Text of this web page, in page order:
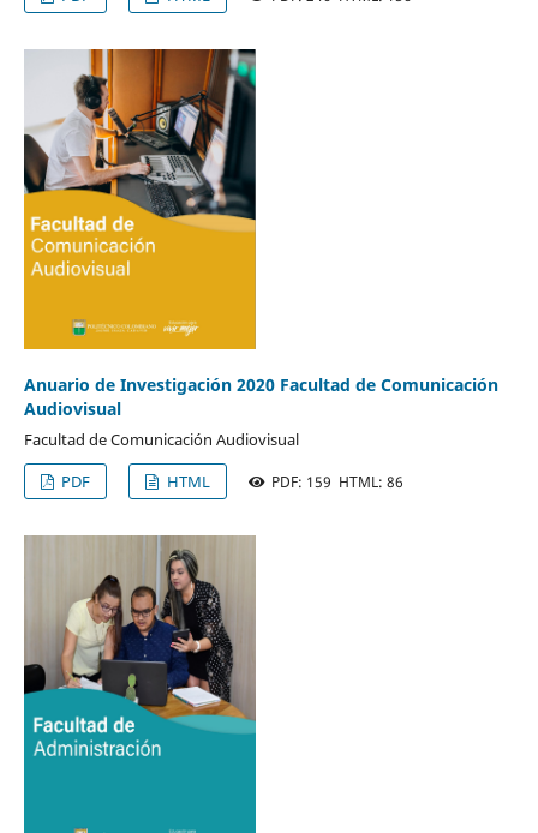
Anuario de Investigación 2020 Facultad de Comunicación
Audiovisual
Facultad de Comunicación Audiovisual
PDF
HTML PDF: 159 HTML: 86